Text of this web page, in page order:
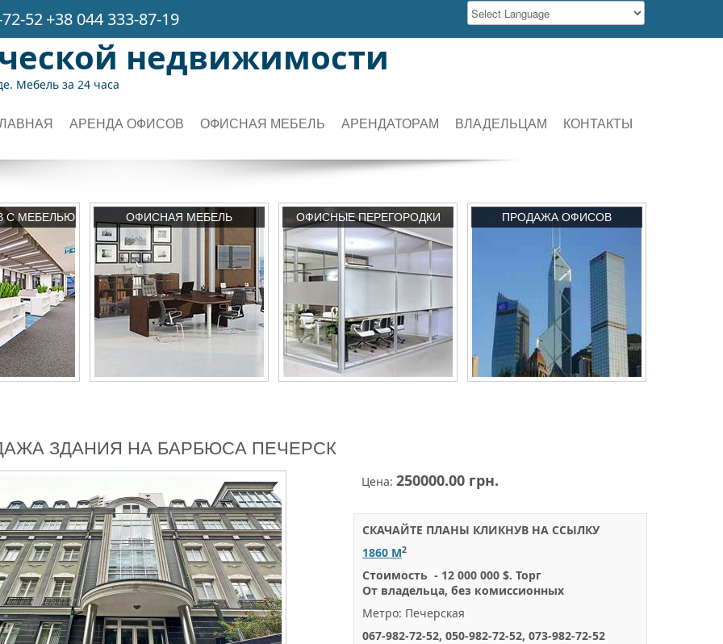
52+38 044 333-87-19
недвижимости
Мебель за 24 часа
АРЕНДА ОФИСОВ ОФИСНАЯ МЕБЕЛЬ АРЕНДАТОРАМ ВЛАДЕЛЬЦАМ КОНТАКТЫ
С МЕБЕЛЬЮ ОФИСНАЯ МЕБЕЛЬ ОФИСНЫЕ ПЕРЕГОРОДКИ ПРОДАЖА ОФИСОВ
ЗДАНИЯ НА БАРБЮСА ПЕЧЕРСК
Цена: 250000.00 грн.
СКАЧАЙТЕ ПЛАНЫ КЛИКНУВ НА ССЫЛКУ
1860 М2
Стоимость - 12 000 000 $. Торг
От владельца, без комиссионных
Метро: Печерская
067-982-72-52, 050-982-72-52, 073-982-72-52